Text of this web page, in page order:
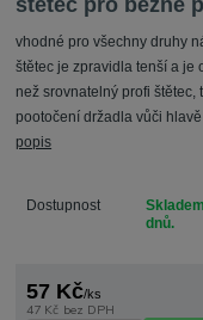
štětec pro běžné
vhodné pro všechny druhy
štětec je zpravidla tenší a je
než srovnatelný profi
pootočení držadla vůči
popis
Dostupnost
dnů.
57 Kč/ks
47 Kč bez DPH